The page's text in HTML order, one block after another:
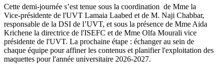
Cette demi-journée s’est tenue sous la coordination de Mme la
Vice-présidente de l'UVT Lamaia Laabed et de M. Naji Chabbar,
responsable de la DSI de l’UVT, et sous la présence de Mme Aida
Krichene la directrice de l'ISEFC et de Mme Olfa Mourali vice
présidente de l'UVT. La prochaine étape : échanger au sein de
chaque équipe pour affiner les contenus et planifier l'exploitation des
maquettes pour l'année universitaire 2026-2027.